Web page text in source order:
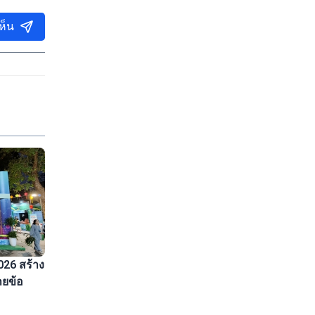
น
สร้าง
ข้อ